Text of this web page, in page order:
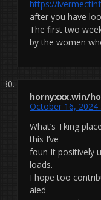
https://
after you have
The first two
by the women
hornyxxx.win/
October 16, 2024
What’s Tking
this I’ve
foun It positively
loads.
I hope too
aied